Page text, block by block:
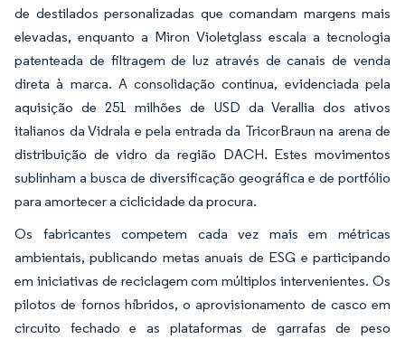
de destilados personalizadas que comandam margens mais
elevadas, enquanto a Miron Violetglass escala a tecnologia
patenteada de filtragem de luz através de canais de venda
direta à marca. A consolidação continua, evidenciada pela
aquisição de 251 milhões de USD da Verallia dos ativos
italianos da Vidrala e pela entrada da TricorBraun na arena de
distribuição de vidro da região DACH. Estes movimentos
sublinham a busca de diversificação geográfica e de portfólio
para amortecer a ciclicidade da procura.
Os fabricantes competem cada vez mais em métricas
ambientais, publicando metas anuais de ESG e participando
em iniciativas de reciclagem com múltiplos intervenientes. Os
pilotos de fornos híbridos, o aprovisionamento de casco em
circuito fechado e as plataformas de garrafas de peso